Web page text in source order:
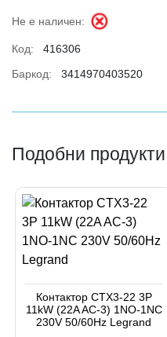
Не е наличен:
Код:
416306
Баркод:
3414970403520
Подобни продукти
Контактор CTX3-22 3P
11kW (22A AC-3) 1NO-1NC
230V 50/60Hz Legrand